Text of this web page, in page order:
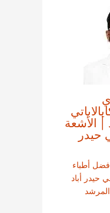
| الأشعة
حيدر
أطباء
حيدر أباد
المرشد